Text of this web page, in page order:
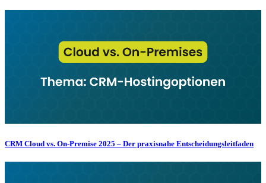
CRM Cloud vs. On-Premise 2025 – Der praxisnahe Entscheidungsleitfaden